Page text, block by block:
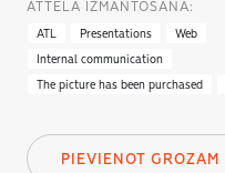
ATTĒLA IZMANTOŠANA:
ATL Presentations
Web
Internal communication
The picture has been purchased
PIEVIENOT GROZAM